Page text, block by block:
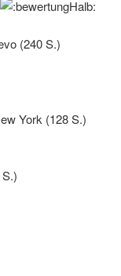
(240 S.)
York (128 S.)